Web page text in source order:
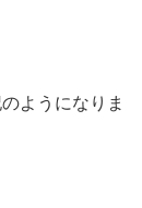
ようになりま